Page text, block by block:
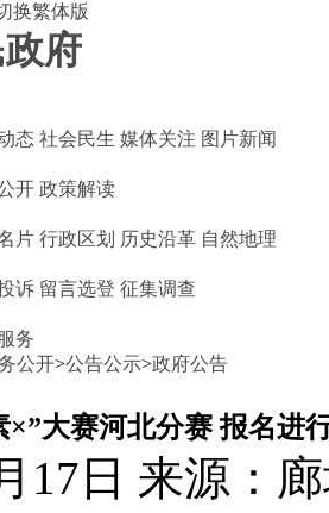
换繁体版
态 社会民生 媒体关注 图片新闻
开 政策解读
片 行政区划 历史沿革 自然地理
诉 留言选登 征集调查
务
公开>公告公示>政府公告
×”大赛河北分赛 报名进
17日 来源：